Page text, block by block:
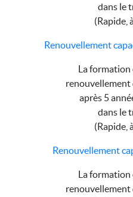
dans le
(Rapide,
Renouvellement
La
renouvellement
après 5
dans le
(Rapide,
Renouvellement
La
renouvellement